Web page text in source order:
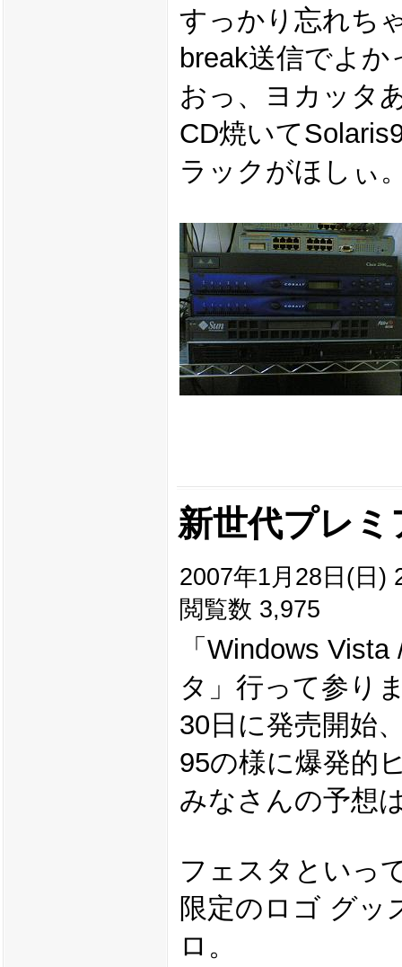
すっかり忘れち
break送信でよか
おっ、ヨカッタ
CD焼いて
ラックがほしぃ
新世代プレ
2007年1月28日(日)
閲覧数 3,975
「Windows
タ」行って参り
30日に発売開始
95の様に爆発的
みなさんの予想
フェスタといっ
限定のロゴ グッ
ロ。